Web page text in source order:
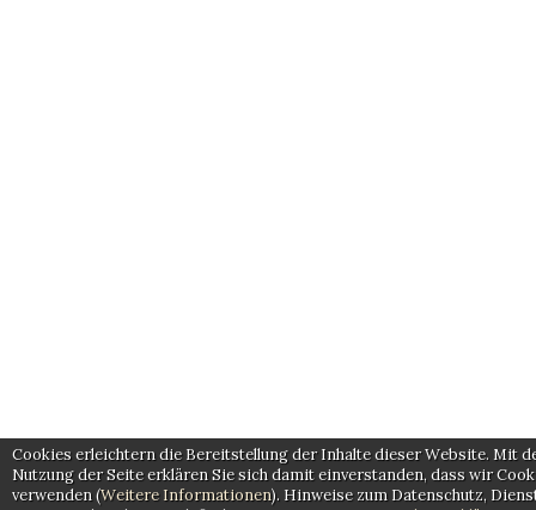
Cookies erleichtern die Bereitstellung der Inhalte dieser Website. Mit
Nutzung der Seite erklären Sie sich damit einverstanden, dass wir
verwenden (Weitere Informationen). Hinweise zum Datenschutz,